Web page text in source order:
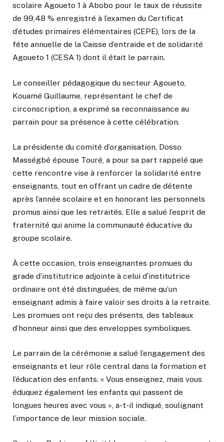
scolaire Agoueto 1 à Abobo pour le taux de réussite
de 99,48 % enregistré à l’examen du Certificat
d’études primaires élémentaires (CEPE), lors de la
fête annuelle de la Caisse d’entraide et de solidarité
Agoueto 1 (CESA 1) dont il était le parrain.
Le conseiller pédagogique du secteur Agoueto,
Kouamé Guillaume, représentant le chef de
circonscription, a exprimé sa reconnaissance au
parrain pour sa présence à cette célébration.
La présidente du comité d’organisation, Dosso
Masségbé épouse Touré, a pour sa part rappelé que
cette rencontre vise à renforcer la solidarité entre
enseignants, tout en offrant un cadre de détente
après l’année scolaire et en honorant les personnels
promus ainsi que les retraités. Elle a salué l’esprit de
fraternité qui anime la communauté éducative du
groupe scolaire.
À cette occasion, trois enseignantes promues du
grade d’institutrice adjointe à celui d’institutrice
ordinaire ont été distinguées, de même qu’un
enseignant admis à faire valoir ses droits à la retraite.
Les promues ont reçu des présents, des tableaux
d’honneur ainsi que des enveloppes symboliques.
Le parrain de la cérémonie a salué l’engagement des
enseignants et leur rôle central dans la formation et
l’éducation des enfants. « Vous enseignez, mais vous
éduquez également les enfants qui passent de
longues heures avec vous », a-t-il indiqué, soulignant
l’importance de leur mission sociale.